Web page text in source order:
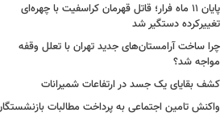
پایان ۱۱ ماه فرار؛ قاتل قهرمان کراسفیت با چهره‌ای
تغییرکرده دستگیر شد
چرا ساخت آرامستان‌های جدید تهران با تعلل وقفه
مواجه شد؟
کشف بقایای یک جسد در ارتفاعات شمیرانات
واکنش تامین اجتماعی به پرداخت مطالبات